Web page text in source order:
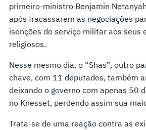
primeiro-ministro Benjamin
após fracassarem as negociações
isenções do serviço militar aos seus
religiosos.
Nesse mesmo dia, o “Shas”, outro
chave, com 11 deputados, também
deixando o governo com apenas 50
no Knesset, perdendo assim sua
Trata-se de uma reação contra as